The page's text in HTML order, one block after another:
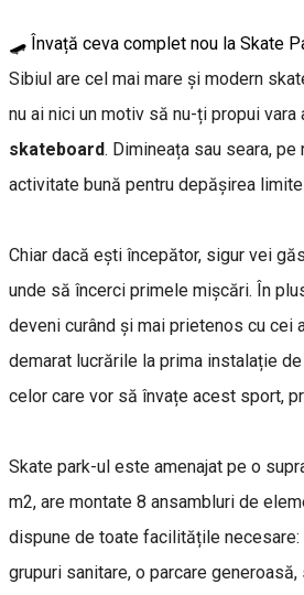
🛹 Învață ceva complet nou la Skate
Sibiul are cel mai mare și modern
nu ai nici un motiv să nu-ți propui
skateboard. Dimineața sau seara,
activitate bună pentru depășirea
Chiar dacă ești începător, sigur vei
unde să încerci primele mișcări. În
deveni curând și mai prietenos cu cei
demarat lucrările la prima instalație
celor care vor să învațe acest sport,
Skate park-ul este amenajat pe o
m2, are montate 8 ansambluri de
dispune de toate facilitățile
grupuri sanitare, o parcare